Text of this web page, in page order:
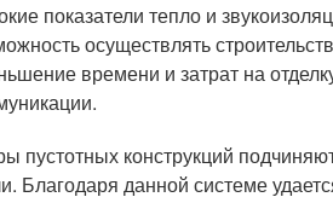
показатели тепло и
осуществлять
времени и затрат на
пустотных конструкций
Благодаря данной системе